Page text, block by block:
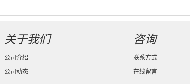
关于我们
公司介绍
公司动态
咨询
联系方式
在线留言